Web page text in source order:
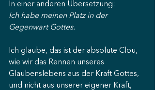
In einer anderen Übersetzung:
Ich habe meinen Platz in der
Gegenwart Gottes.
Ich glaube, das ist der absolute Clou,
wie wir das Rennen unseres
Glaubenslebens aus der Kraft Gottes,
und nicht aus unserer eigener Kraft,